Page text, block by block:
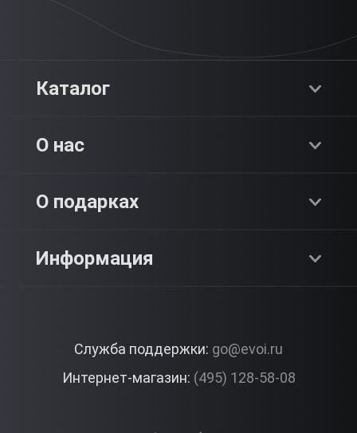
Каталог
Premium
О нас
О компании
Контакты
О подарках
Как это работает?
Вопросы и ответы
Информация
Корпоративные подарки
Служба поддержки: go@evoi.ru
Интернет-магазин: (495) 128-58-08